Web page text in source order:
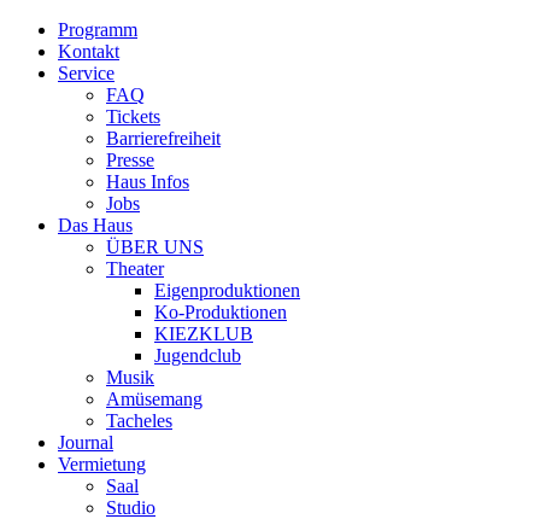
Programm
Kontakt
Service
FAQ
Tickets
Barrierefreiheit
Presse
Haus Infos
Jobs
Das Haus
ÜBER UNS
Theater
Eigenproduktionen
Ko-Produktionen
KIEZKLUB
Jugendclub
Musik
Amüsemang
Tacheles
Journal
Vermietung
Saal
Studio